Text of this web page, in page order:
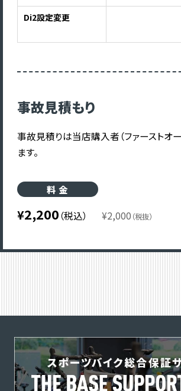
Di2設定変更
事故見積もり
事故見積りは当店購入者（ファーストオ
ます。
料 金
2,200（税込） 2,000 （税抜）